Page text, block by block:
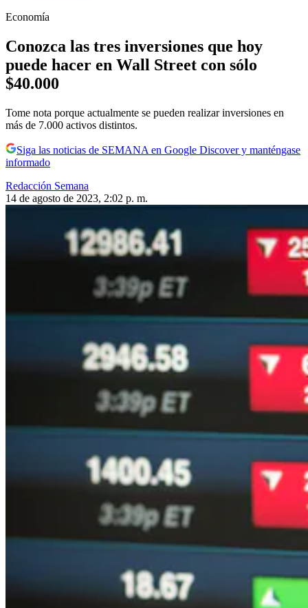
Economía
Conozca las tres inversiones que hoy
puede hacer en Wall Street con sólo
$40.000
Tome nota porque actualmente se pueden realizar inversiones en
más de 7.000 activos distintos.
Siga las noticias de SEMANA en Google Discover y manténgase
informado
Redacción Semana
14 de agosto de 2023, 2:02 p. m.